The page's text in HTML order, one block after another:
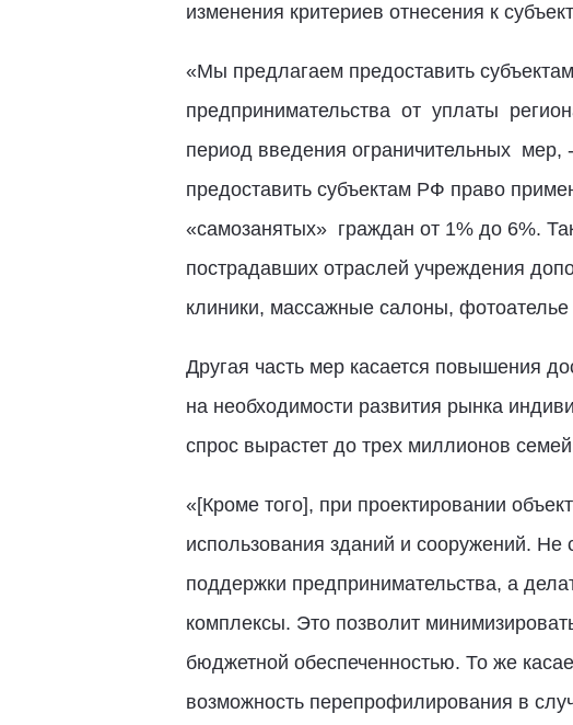
изменения критериев отнесения к
«Мы предлагаем предоставить
предпринимательства от уплаты
период введения ограничительных мер,
предоставить субъектам РФ право
«самозанятых» граждан от 1% до 6%.
пострадавших отраслей учреждения
клиники, массажные салоны,
Другая часть мер касается повышения
на необходимости развития рынка
спрос вырастет до трех миллионов
«[Кроме того], при проектировании
использования зданий и сооружений. Не
поддержки предпринимательства, а
комплексы. Это позволит
бюджетной обеспеченностью. То же
возможность перепрофилирования в